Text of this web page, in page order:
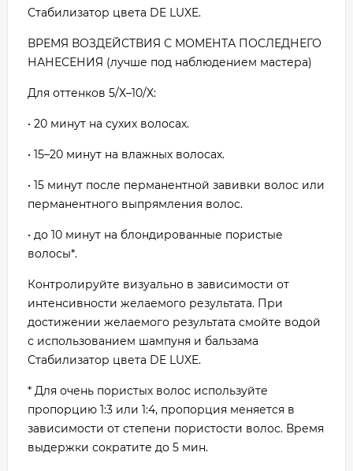
Стабилизатор цвета DE LUXE.
ВРЕМЯ ВОЗДЕЙСТВИЯ С МОМЕНТА ПОСЛЕДНЕГО
НАНЕСЕНИЯ (лучше под наблюдением мастера)
Для оттенков 5/Х–10/Х:
• 20 минут на сухих волосах.
• 15–20 минут на влажных волосах.
• 15 минут после перманентной завивки волос или
перманентного выпрямления волос.
• до 10 минут на блондированные пористые
волосы*.
Контролируйте визуально в зависимости от
интенсивности желаемого результата. При
достижении желаемого результата смойте водой
с использованием шампуня и бальзама
Стабилизатор цвета DE LUXE.
* Для очень пористых волос используйте
пропорцию 1:3 или 1:4, пропорция меняется в
зависимости от степени пористости волос. Время
выдержки сократите до 5 мин.